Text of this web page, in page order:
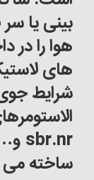
بینی یا
هوا را در
های
شرایط
sbr.nr و
ساخته